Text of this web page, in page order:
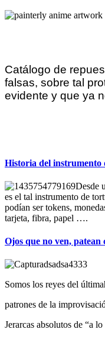
Catálogo de
falsas, sobre tal
evidente y que ya
Historia del
Desde
es el tal instrumento de
podían ser tokens,
tarjeta, fibra, papel ….
Ojos que no ven, patean
Somos los reyes del
patrones de la
Jerarcas absolutos de “a